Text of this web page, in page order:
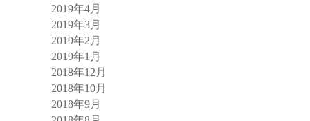
2019年4月
2019年3月
2019年2月
2019年1月
2018年12月
2018年10月
2018年9月